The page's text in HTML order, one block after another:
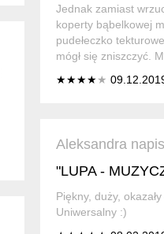
Jednak zamiast
koperty bąbelkowej
pudełeczko
mógł się zniszczyć.
★★★★★
Aleksandra
"LUPA -
Piękny, duży,
Uniwersalny :)